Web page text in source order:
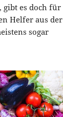
gibt es doch für
Helfer aus der
sogar